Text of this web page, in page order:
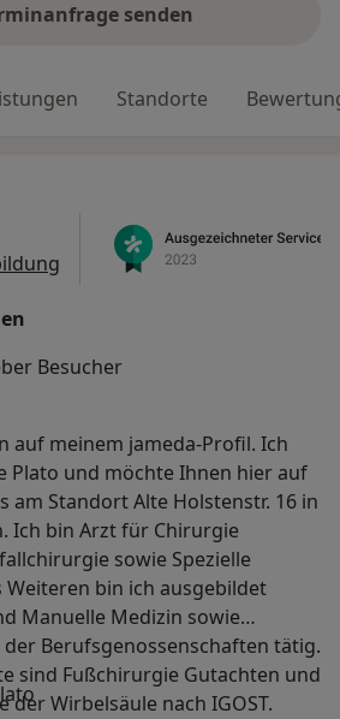
senden
Standorte
Besucher
auf meinem jameda-Profil. Ich
Plato und möchte Ihnen hier auf
am Standort Alte Holstenstr. 16 in
Ich bin Arzt für Chirurgie
sowie Spezielle
bin ich ausgebildet
Manuelle Medizin sowie
Berufsgenossenschaften tätig.
sind Fußchirurgie Gutachten und
der Wirbelsäule nach IGOST.